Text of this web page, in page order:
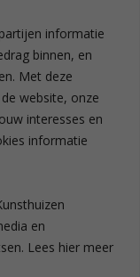
informatie
binnen, en
Met deze
website, onze
interesses en
informatie
en
Lees hier meer